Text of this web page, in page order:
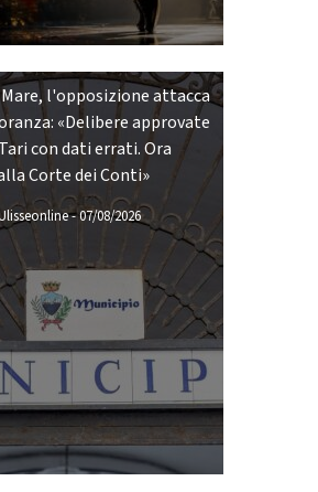
l'opposizione attacca
«Delibere approvate
con dati errati. Ora
Corte dei Conti»
-07/08/2026